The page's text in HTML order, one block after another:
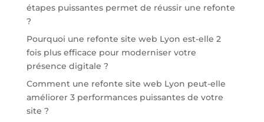
étapes puissantes permet de réussir une refonte
?
Pourquoi une refonte site web Lyon est-elle 2
fois plus efficace pour moderniser votre
présence digitale ?
Comment une refonte site web Lyon peut-elle
améliorer 3 performances puissantes de votre
site ?